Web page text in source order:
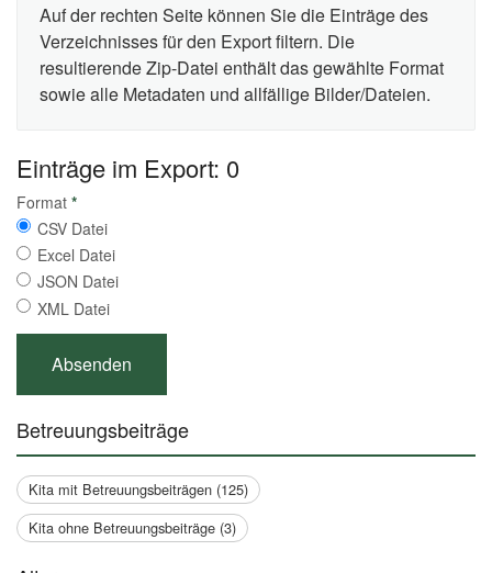
Auf der rechten Seite können Sie die Einträge des
Verzeichnisses für den Export filtern. Die
resultierende Zip-Datei enthält das gewählte Format
sowie alle Metadaten und allfällige Bilder/Dateien.
Einträge im Export: 0
Format *
CSV Datei
Excel Datei
JSON Datei
XML Datei
Betreuungsbeiträge
Kita mit Betreuungsbeiträgen (125)
Kita ohne Betreuungsbeiträge (3)